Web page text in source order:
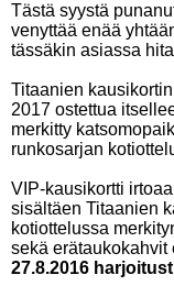
Tästä syystä
venyttää enää
tässäkin asiassa
Titaanien
2017 ostettua
merkitty
runkosarjan
VIP-kausikortti
sisältäen Titaanien
kotiottelussa
sekä
27.8.2016